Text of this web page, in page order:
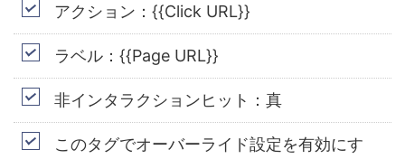
アクション： {{Click URL}}
ラベル：{{Page URL}}
非インタラクションヒット：真
このタグでオーバーライド設定を有効にす